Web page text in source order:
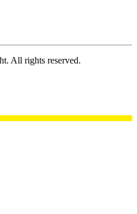
All rights reserved.